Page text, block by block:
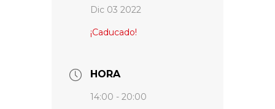
Dic 03 2022
¡Caducado!
HORA
14:00 - 20:00